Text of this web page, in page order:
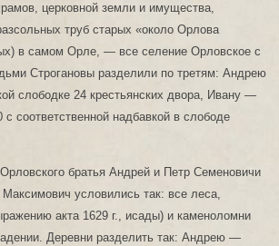
церковной земли и имущества,
труб старых «около Орлова
в самом Орле, — все селение Орловское с
Строгановы разделили по третям: Андрею
слободке 24 крестьянских двора, Ивану —
с соответственной надбавкой в слободе
братья Андрей и Петр Семеновичи
условились так: все леса,
акта 1629 г., исады) и каменоломни
Деревни разделить так: Андрею —